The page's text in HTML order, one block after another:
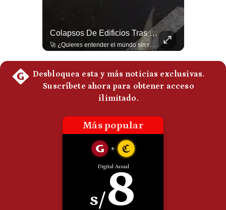
Colapsos De Edificios Tras Terremoto De 7,4 En Colombia | Gestión Mundo
🚀 ¿Quieres entender el mundo sin ruido? Únete a nuestra comunidad y forma parte del cambio. #GestiónNewsroomLive #NoticiasGlobales #AnálisisGeopolítico #EconomíaMundial #IA #Geopolítica #LatinosEnUSA #NoticiasEnEspañol 👉 Suscríbete y activa la campana para no perderte nuestro análisis diario. 🌎 Síguenos en nuestras redes sociales: 📌 Web oficial: https://gestion.pe/mundo/ 📌 LinkedIn: http://bit.ly/3HYIET0 📌 X (Twitter): http://bit.ly/4noZtX9 📌 TikTok: http://bit.ly/4evB6TO